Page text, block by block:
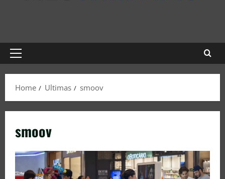
Home Ultimas smoov
smoov